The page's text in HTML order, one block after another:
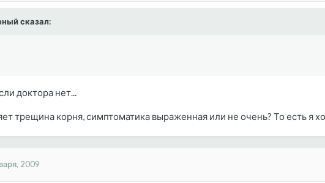
сказал:
доктора нет...
трещина корня, симптоматика выраженная или не очень? То есть я
2009